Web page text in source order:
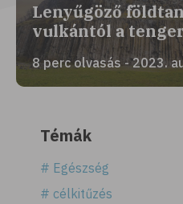
Lenyűgöző
vulkántól a
8 perc olvasás - 2023.
Témák
# Egészség
# célkitűzés